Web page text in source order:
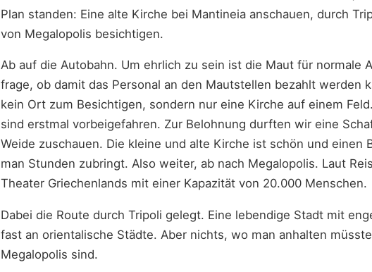
Plan standen: Eine alte Kirche bei Mantineia anschauen, durch
von Megalopolis besichtigen.
Ab auf die Autobahn. Um ehrlich zu sein ist die Maut für normale
frage, ob damit das Personal an den Mautstellen bezahlt werden
kein Ort zum Besichtigen, sondern nur eine Kirche auf einem
sind erstmal vorbeigefahren. Zur Belohnung durften wir eine
Weide zuschauen. Die kleine und alte Kirche ist schön und einen
man Stunden zubringt. Also weiter, ab nach Megalopolis. Laut
Theater Griechenlands mit einer Kapazität von 20.000 Menschen.
Dabei die Route durch Tripoli gelegt. Eine lebendige Stadt mit
fast an orientalische Städte. Aber nichts, wo man anhalten
Megalopolis sind.